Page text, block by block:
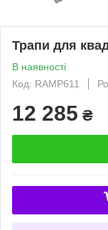
Трапи для
В наявності
Код: RAMP611
12 285 ₴